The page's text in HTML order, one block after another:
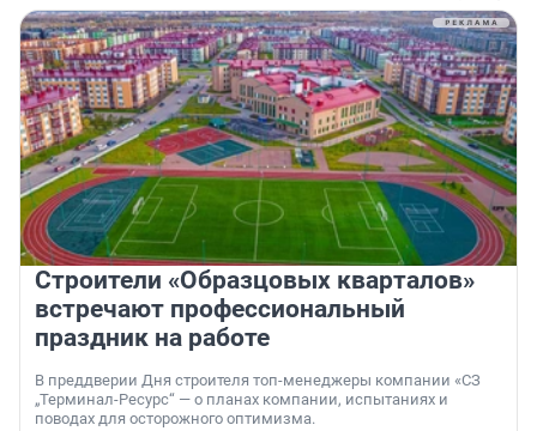
Строители «Образцовых кварталов»
встречают профессиональный
праздник на работе
В преддверии Дня строителя топ-менеджеры компании «СЗ
„Терминал-Ресурс“ — о планах компании, испытаниях и
поводах для осторожного оптимизма.